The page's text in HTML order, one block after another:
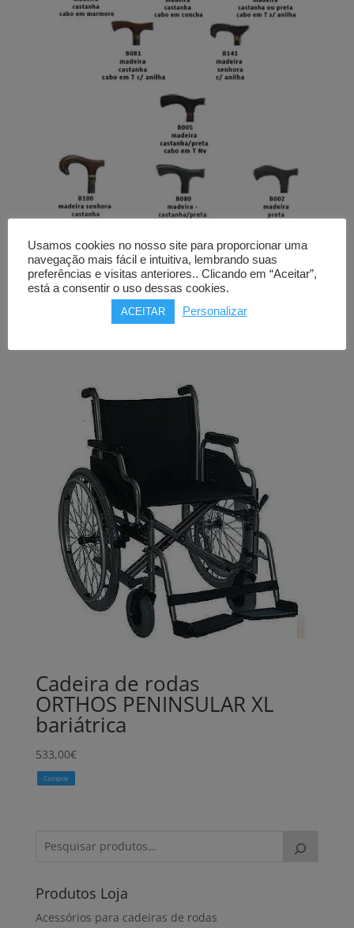
Bengala
ORTHOS
madeira, vários modelos
range:
34,00€
Cadeira de rodas
ORTHOS PENINSULAR XL
bariátrica
533,00€
Comprar
Produtos Loja
Acessórios para cadeiras de rodas
Usamos cookies no nosso site para proporcionar uma
navegação mais fácil e intuitiva, lembrando suas
preferências e visitas anteriores.. Clicando em “Aceitar”,
está a consentir o uso dessas cookies.
ACEITAR Personalizar